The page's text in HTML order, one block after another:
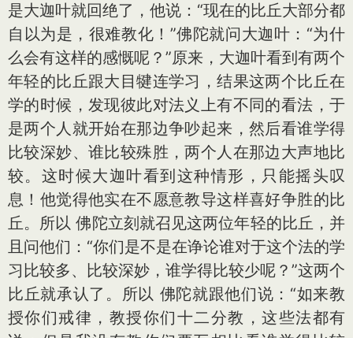
是大迦叶就回绝了，他说：“现在的比丘大部分都
自以为是，很难教化！”佛陀就问大迦叶：“为什
么会有这样的感慨呢？”原来，大迦叶看到有两个
年轻的比丘跟大目犍连学习，结果这两个比丘在
学的时候，发现彼此对法义上有不同的看法，于
是两个人就开始在那边争吵起来，然后看谁学得
比较深妙、谁比较殊胜，两个人在那边大声地比
较。这时候大迦叶看到这种情形，只能摇头叹
息！他觉得他实在不愿意教导这样喜好争胜的比
丘。所以 佛陀立刻就召见这两位年轻的比丘，并
且问他们：“你们是不是在诤论谁对于这个法的学
习比较多、比较深妙，谁学得比较少呢？”这两个
比丘就承认了。所以 佛陀就跟他们说：“如来教
授你们戒律，教授你们十二分教，这些法都有